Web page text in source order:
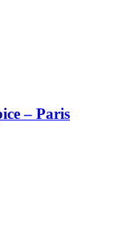
– Paris